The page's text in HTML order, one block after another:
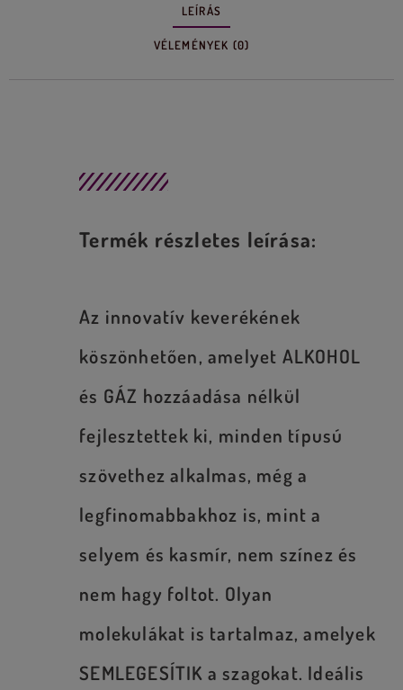
LEÍRÁS
VÉLEMÉNYEK (0)
Termék részletes leírása:
Az innovatív keverékének
köszönhetően, amelyet ALKOHOL
és GÁZ hozzáadása nélkül
fejlesztettek ki, minden típusú
szövethez alkalmas, még a
legfinomabbakhoz is, mint a
selyem és kasmír, nem színez és
nem hagy foltot. Olyan
molekulákat is tartalmaz, amelyek
SEMLEGESÍTIK a szagokat. Ideális